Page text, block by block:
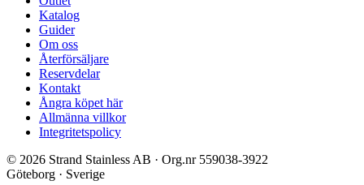
Katalog
Guider
Om oss
Återförsäljare
Reservdelar
Kontakt
Ångra köpet här
Allmänna villkor
Integritetspolicy
© 2026 Strand Stainless AB · Org.nr 559038-3922
Göteborg · Sverige